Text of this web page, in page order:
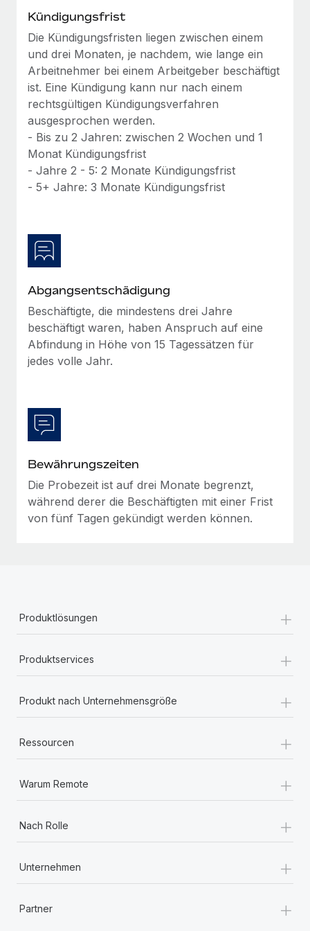
Mobilität und Relocation
Mühelose Relocation von Mitarbeiter:innen
Benefits
Mühelose Verwaltung von Benefits
Transformation einer weltweit erfolgreichen...
Mehr erfahren
Den Blog erkunden
BLOG
Neues zu Remote-Produkten: Integration mit
Gusto und Zero und Contractor Management
Plus
aller Größen dabei unterstützen, die beste...
Mehr erfahren
Wie Phiture 55 Mitarbeiter:innen in 19 Ländern
mit Remote verwaltet
Wachstumsberatung für mobile Apps. Das...
Mehr erfahren
Kündigungsfrist
Die Kündigungsfristen liegen zwischen einem
und drei Monaten, je nachdem, wie lange ein
Arbeitnehmer bei einem Arbeitgeber beschäftigt
ist. Eine Kündigung kann nur nach einem
rechtsgültigen Kündigungsverfahren
ausgesprochen werden.
- Bis zu 2 Jahren: zwischen 2 Wochen und 1
Monat Kündigungsfrist
- Jahre 2 - 5: 2 Monate Kündigungsfrist
- 5+ Jahre: 3 Monate Kündigungsfrist
Abgangsentschädigung
Beschäftigte, die mindestens drei Jahre
beschäftigt waren, haben Anspruch auf eine
Abfindung in Höhe von 15 Tagessätzen für
jedes volle Jahr.
Bewährungszeiten
Die Probezeit ist auf drei Monate begrenzt,
während derer die Beschäftigten mit einer Frist
von fünf Tagen gekündigt werden können.
Produktlösungen +
Produktservices +
Produkt nach Unternehmensgröße +
Ressourcen +
Warum Remote +
Nach Rolle +
Unternehmen +
Partner +